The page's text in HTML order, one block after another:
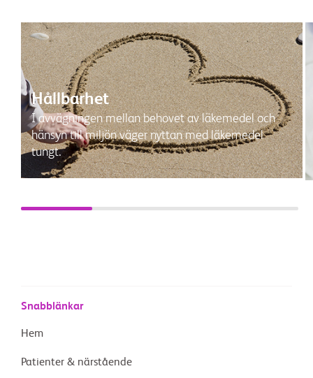
Hållbarhet
I avvägningen mellan behovet av läkemedel och
hänsyn till miljön väger nyttan med läkemedel
tungt.
Snabblänkar
Hem
Patienter & närstående